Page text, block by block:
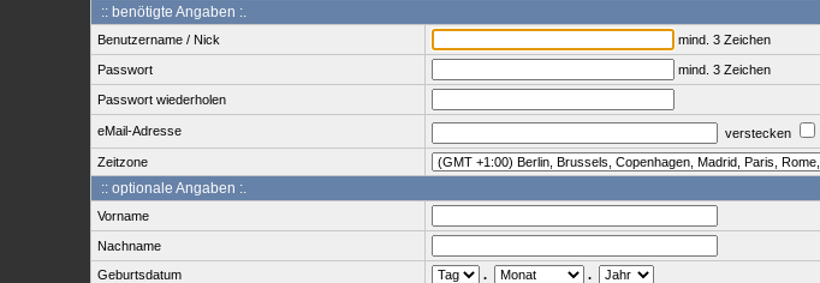
:: benötigte Angaben :.
Benutzername / Nick mind. 3 Zeichen
Passwort mind. 3 Zeichen
Passwort wiederholen
eMail-Adresse
verstecken
Zeitzone
:: optionale Angaben :.
Vorname
Nachname
Geburtsdatum
.
.